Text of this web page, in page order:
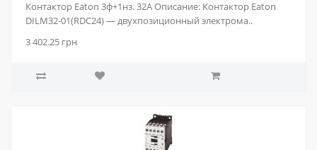
Контактор Eaton 3ф+1нз. 32А Описание: Контактор Eaton
DILM32-01(RDC24) — двухпозиционный электрома..
3 402.25 грн